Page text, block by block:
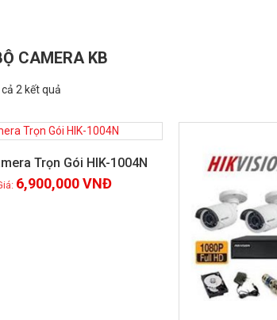
CAMERA KB
2 kết quả
Trọn Gói HIK-1004N
6,900,000VNĐ